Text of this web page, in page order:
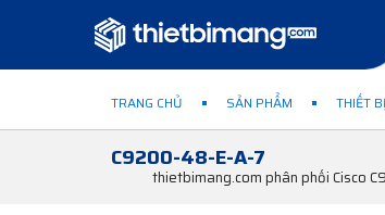
TRANG CHỦ SẢN PHẨM THIẾT
C9200-48-E-A-7
thietbimang.com phân phối Cisco